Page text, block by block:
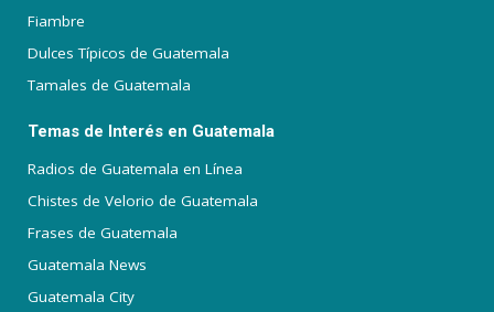
Fiambre
Dulces Típicos de Guatemala
Tamales de Guatemala
Temas de Interés en Guatemala
Radios de Guatemala en Línea
Chistes de Velorio de Guatemala
Frases de Guatemala
Guatemala News
Guatemala City